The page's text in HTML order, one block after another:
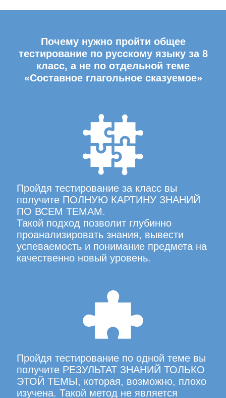
Почему нужно пройти общее
тестирование по русскому языку за 8
класс, а не по отдельной теме
«Составное глагольное сказуемое»
Пройдя тестирование за класс вы
получите ПОЛНУЮ КАРТИНУ ЗНАНИЙ
ПО ВСЕМ ТЕМАМ.
Такой подход позволит глубинно
проанализировать знания, вывести
успеваемость и понимание предмета на
качественно новый уровень.
Пройдя тестирование по одной теме вы
получите РЕЗУЛЬТАТ ЗНАНИЙ ТОЛЬКО
ЭТОЙ ТЕМЫ, которая, возможно, плохо
изучена. Такой метод не является